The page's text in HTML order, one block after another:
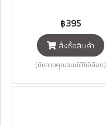
฿395
สั่งซื้อสินค้า
(มีหลายคุณสมบัติให้เลือก)